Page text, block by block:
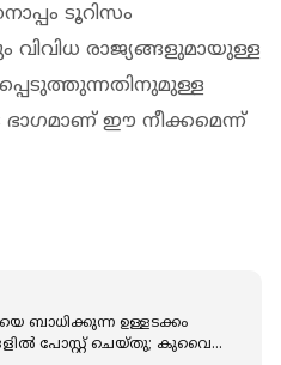
ടൂറിസം
വിവിധ രാജ്യങ്ങളുമായുള്ള
ഭാഗമാണ് ഈ നീക്കമെന്ന്
ബാധിക്കുന്ന ഉള്ളടക്കം
പോസ്റ്റ് ചെയ്തു; കുവൈറ്റ്